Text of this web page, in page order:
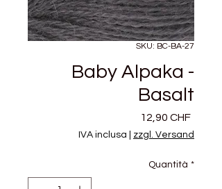
SKU: BC-BA-27
Baby Alpaka -
Basalt
12,90 CHFPrezzo
IVA inclusa zzgl. Versand
Quantità *